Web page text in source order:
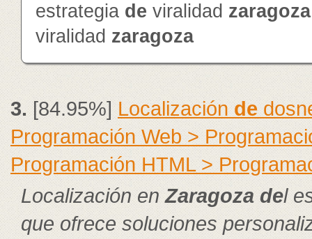
estrategia de viralidad zaragoza
viralidad zaragoza
3.[84.95%] Localizaciónde
Programación Web >
Programación HTML >
Localización enZaragoza del
que ofrece soluciones